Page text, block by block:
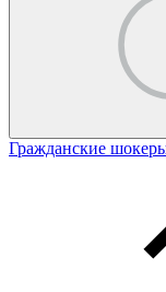
Гражданские